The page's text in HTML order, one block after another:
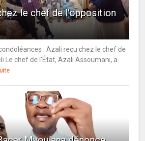
le chef de l'opposition
: Azali reçu chez le chef de
Le chef de l'État, Azali Assoumani, a